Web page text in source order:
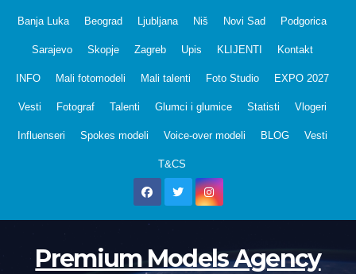
Banja Luka Beograd Ljubljana Niš Novi Sad Podgorica
Sarajevo Skopje Zagreb Upis KLIJENTI Kontakt
INFO Mali fotomodeli Mali talenti Foto Studio EXPO 2027
Vesti Fotograf Talenti Glumci i glumice Statisti Vlogeri
Influenseri Spokes modeli Voice-over modeli BLOG Vesti
T&CS
Premium Models Agency